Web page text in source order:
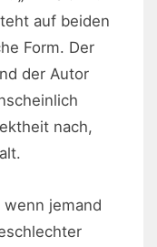
auf beiden
Form. Der
der Autor
nach,
jemand